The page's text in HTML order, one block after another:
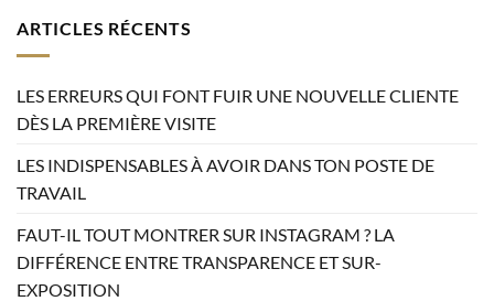
ARTICLES RÉCENTS
LES ERREURS QUI FONT FUIR UNE NOUVELLE CLIENTE
DÈS LA PREMIÈRE VISITE
LES INDISPENSABLES À AVOIR DANS TON POSTE DE
TRAVAIL
FAUT-IL TOUT MONTRER SUR INSTAGRAM ? LA
DIFFÉRENCE ENTRE TRANSPARENCE ET SUR-
EXPOSITION